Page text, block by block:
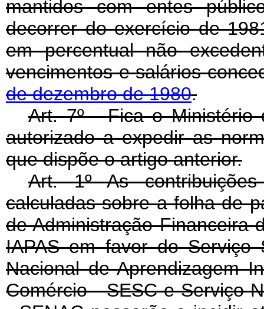
mantidos com entes
decorrer do exercício de
em percentual não
vencimentos e salários
de dezembro de 1980.
Art. 7º - Fica o Ministério
autorizado a expedir as
que dispõe o artigo anterior.
Art. 1º As contribuições
calculadas sobre a folha de
de Administração Financeira
IAPAS em favor do Serviço
Nacional de Aprendizagem
Comércio - SESC e Serviço